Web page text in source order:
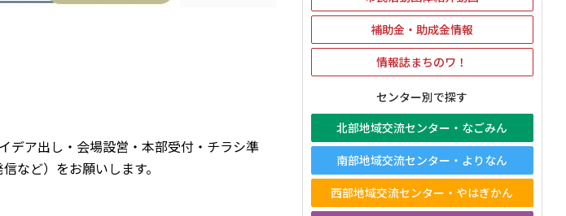
デア出し・会場設営・本部受付・チラシ準
など）をお願いします。
補助金・助成金情報
情報誌まちのワ！
センター別で探す
北部地域交流センター・なごみん
南部地域交流センター・よりなん
西部地域交流センター・やはぎかん